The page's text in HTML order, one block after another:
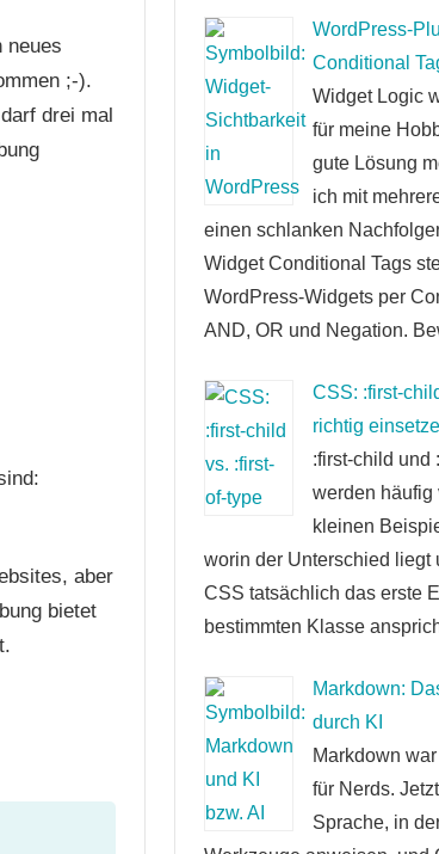
neues
;-).
drei mal
aber
bietet
WordPress-
Conditional
Widget Logic
für meine
gute Lösung
ich mit
einen schlanken
Widget Conditional Tags
WordPress-Widgets per
AND, OR und Negation.
CSS: :first-
richtig
:first-child und
werden häufig
kleinen
worin der Unterschied liegt
CSS tatsächlich das erste
bestimmten Klasse
Markdown:
durch KI
Markdown
für Nerds.
Sprache, in